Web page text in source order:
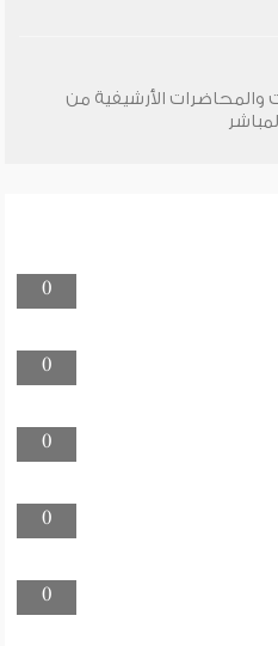
1444هـ
والمحاضرات الأرشيفية من
0
0
0
0
0